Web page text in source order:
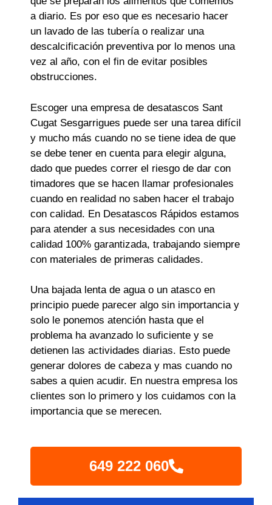
a diario. Es por eso que es necesario hacer
un lavado de las tubería o realizar una
descalcificación preventiva por lo menos una
vez al año, con el fin de evitar posibles
obstrucciones.
Escoger una empresa de desatascos Sant
Cugat Sesgarrigues puede ser una tarea difícil
y mucho más cuando no se tiene idea de que
se debe tener en cuenta para elegir alguna,
dado que puedes correr el riesgo de dar con
timadores que se hacen llamar profesionales
cuando en realidad no saben hacer el trabajo
con calidad. En Desatascos Rápidos estamos
para atender a sus necesidades con una
calidad 100% garantizada, trabajando siempre
con materiales de primeras calidades.
Una bajada lenta de agua o un atasco en
principio puede parecer algo sin importancia y
solo le ponemos atención hasta que el
problema ha avanzado lo suficiente y se
detienen las actividades diarias. Esto puede
generar dolores de cabeza y mas cuando no
sabes a quien acudir. En nuestra empresa los
clientes son lo primero y los cuidamos con la
importancia que se merecen.
649 222 060